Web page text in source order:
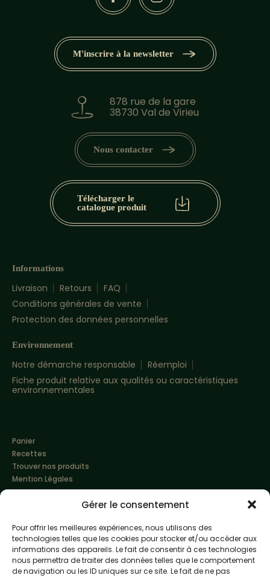
Gérer le consentement
Pour offrir les meilleures expériences, nous utilisons des
technologies telles que les cookies pour stocker et/ou accéder aux
informations des appareils. Le fait de consentir à ces technologies
nous permettra de traiter des données telles que le comportement
de navigation ou les ID uniques sur ce site. Le fait de ne pas
878 rue de la gare
38730 Val de Virieu
Nous contacter
Informations
Livraison Retours
FAQ
Conditions générales de vente
Protection des données personnelles
Environnement
Notre démarche responsable
Réemploi
Fiche produit relative aux qualités ou caractéristiques
environnementales
M'inscrire à la newsletter
Télécharger le
catalogue produit
Panier
Recettes
Trouver nos produits
Mention Légales